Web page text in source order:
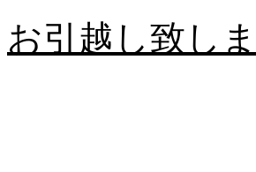
お引越し致し